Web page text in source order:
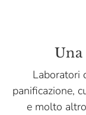
Laboratori
panificazione,
e molto